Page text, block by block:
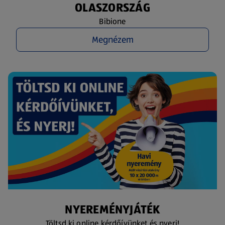
OLASZORSZÁG
Bibione
Megnézem
NYEREMÉNYJÁTÉK